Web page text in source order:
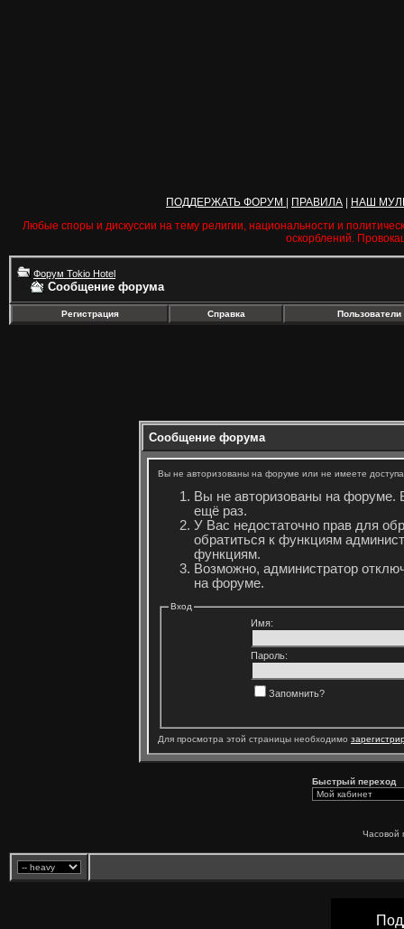
ПОДДЕРЖАТЬ ФОРУМ ПРАВИЛА
НАШ
Любые споры и дискуссии на тему религии, национальности и
оскорблений.
Форум Tokio Hotel
Сообщение форума
Регистрация Справка Пользователи
Сообщение форума
Вы не авторизованы на форуме или не имеете
Вы не авторизованы на форуме.
ещё раз.
У Вас недостаточно прав для
обратиться к функциям
функциям.
Возможно, администратор
на форуме.
Вход
Имя:
Пароль:
Запомнить?
Для просмотра этой страницы необходимо
Быстрый переход
Часовой